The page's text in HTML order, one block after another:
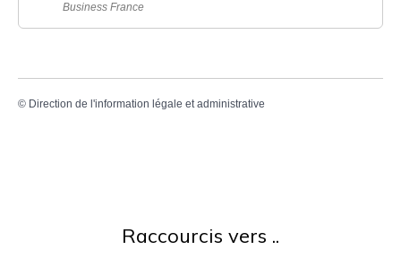
Business France
© Direction de l'information légale et administrative
Raccourcis vers ..